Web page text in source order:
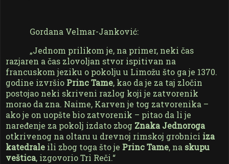
Gordana Velmar-Janković:
„Jednom prilikom je, na primer, neki čas
razjaren a čas zlovoljan stvor ispitivan na
francuskom jeziku o pokolju u Limožu što ga je 1370.
godine izvršio Princ Tame, kao da je za taj zločin
postojao neki skriveni razlog koji je zatvorenik
morao da zna. Naime, Karven je tog zatvorenika –
ako je on uopšte bio zatvorenik – pitao da li je
naređenje za pokolj izdato zbog Znaka Jednoroga
otkrivenog na oltaru u drevnoj rimskoj grobnici iza
katedrale ili zbog toga što je Princ Tame, na skupu
veštica, izgovorio Tri Reči.“